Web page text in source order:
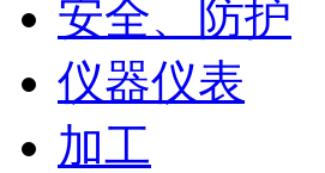
安全、防护
仪器仪表
加工